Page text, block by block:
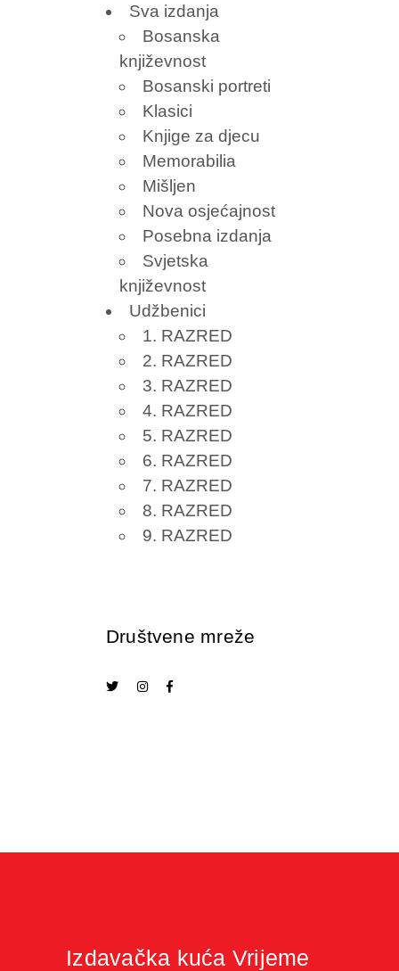
Sva izdanja
Bosanska
književnost
Bosanski portreti
Klasici
Knjige za djecu
Memorabilia
Mišljen
Nova osjećajnost
Posebna izdanja
Svjetska
književnost
Udžbenici
1. RAZRED
2. RAZRED
3. RAZRED
4. RAZRED
5. RAZRED
6. RAZRED
7. RAZRED
8. RAZRED
9. RAZRED
Društvene mreže
Izdavačka kuća Vrijeme